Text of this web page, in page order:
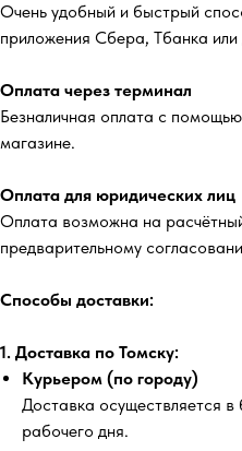
Очень удобный и быстрый
приложения Сбера, Тбанка или
Оплата через терминал
Безналичная оплата с
магазине.
Оплата для юридических лиц
Оплата возможна на
предварительному
Способы доставки:
1. Доставка по Томску:
Курьером (по городу)
Доставка осуществляется в
рабочего дня.